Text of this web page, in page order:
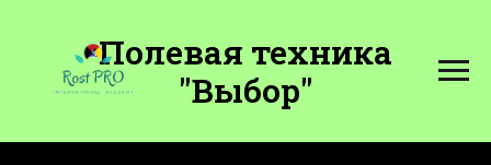
Полевая техника
"Выбор"